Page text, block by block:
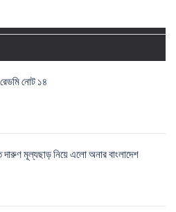
নোট ১৪
মূল্যছাড় নিয়ে এলো অনার বাংলাদেশ